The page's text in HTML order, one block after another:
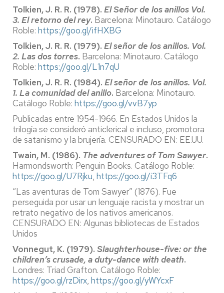
Tolkien, J. R. R. (1978). El Señor de los anillos Vol.
3. El retorno del rey. Barcelona: Minotauro. Catálogo
Roble: https://goo.gl/ifHXBG
Tolkien, J. R. R. (1979). El señor de los anillos. Vol.
2. Las dos torres. Barcelona: Minotauro. Catálogo
Roble: https://goo.gl/L1n7qU
Tolkien, J. R. R. (1984). El señor de los anillos. Vol.
1. La comunidad del anillo. Barcelona: Minotauro.
Catálogo Roble: https://goo.gl/vvB7yp
Publicadas entre 1954-1966. En Estados Unidos la
trilogía se consideró anticlerical e incluso, promotora
de satanismo y la brujería. CENSURADO EN: EE.UU.
Twain, M. (1986). The adventures of Tom Sawyer.
Harmondsworth: Penguin Books. Catálogo Roble:
https://goo.gl/U7Rjku, https://goo.gl/i3TFq6
“Las aventuras de Tom Sawyer” (1876). Fue
perseguida por usar un lenguaje racista y mostrar un
retrato negativo de los nativos americanos.
CENSURADO EN: Algunas bibliotecas de Estados
Unidos
Vonnegut, K. (1979). Slaughterhouse-five: or the
children’s crusade, a duty-dance with death.
Londres: Triad Grafton. Catálogo Roble:
https://goo.gl/rzDirx, https://goo.gl/yWYcxF